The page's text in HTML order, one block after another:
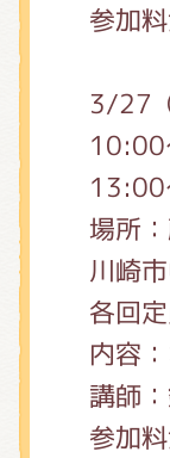
参加
3/27
10:00
13:00
場所
川崎
各回
内容
講師
参加